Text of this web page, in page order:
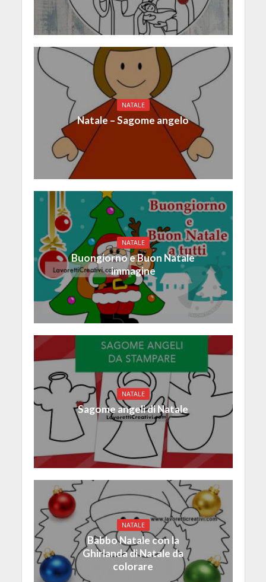
NATALE
Natale – Sagome angelo
NATALE
Buongiorno e Buon Natale
immagine
NATALE
Sagome angeli di Natale
NATALE
Babbo Natale con la
Ghirlanda di Natale da
colorare